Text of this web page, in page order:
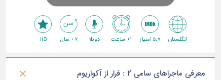
انگلستان 5.7 امتیاز 1+ ساعت دوبله 7+ سال HD
معرفی ماجراهای سامی 2 : فرار از آکواریوم